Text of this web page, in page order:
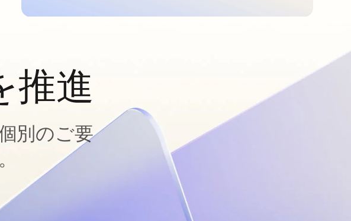
推進
別のご要